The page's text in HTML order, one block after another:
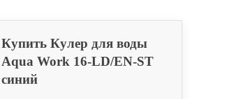
Купить Кулер для воды
Aqua Work 16-LD/EN-ST
синий